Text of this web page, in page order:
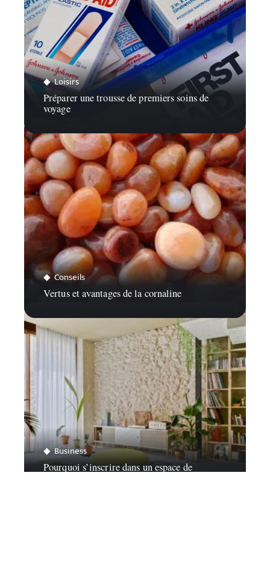
Loisirs
Préparer une trousse de premiers soins de
voyage
Conseils
Vertus et avantages de la cornaline
Business
Pourquoi s’inscrire dans un espace de